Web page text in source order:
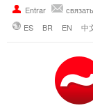
Entrar
ES
BR EN 中